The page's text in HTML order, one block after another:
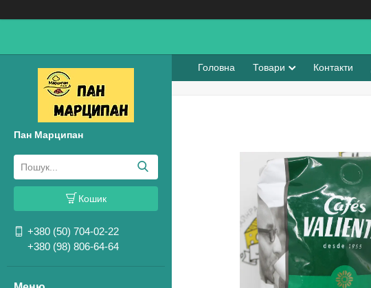
Пан Марципан
Кошик
+380 (50) 704-02-22
+380 (98) 806-64-64
Головна Товари Контакти